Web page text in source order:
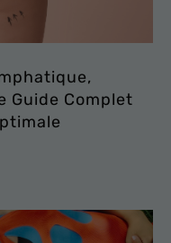
Guide Complet